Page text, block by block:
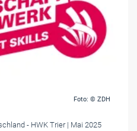
Foto: © ZDH
- HWK Trier | Mai 2025